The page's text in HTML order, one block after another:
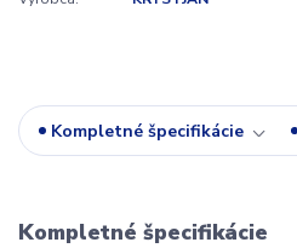
Kompletné špecifikácie
Kompletné špecifikácie